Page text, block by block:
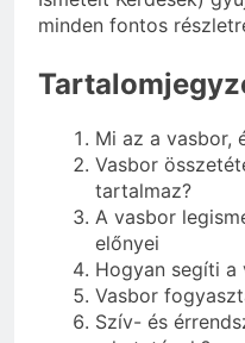
minden fontos
Mi az a vasbor,
Vasbor
tartalmaz?
A vasbor
előnyei
Hogyan segíti a
Vasbor
Szív- és